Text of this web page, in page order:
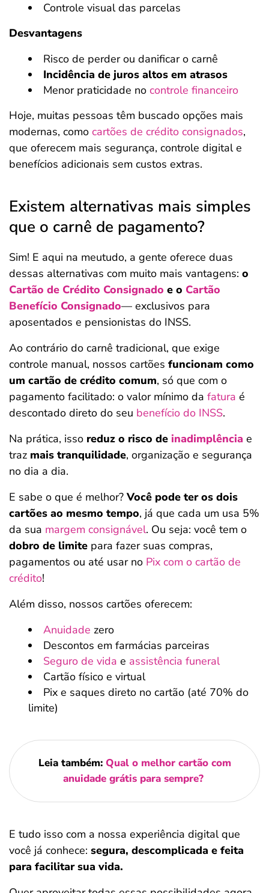
Controle visual das parcelas
Desvantagens
Risco de perder ou danificar o carnê
Incidência de juros altos em atrasos
Menor praticidade no controle financeiro
Hoje, muitas pessoas têm buscado opções mais
modernas, como cartões de crédito consignados,
que oferecem mais segurança, controle digital e
benefícios adicionais sem custos extras.
Existem alternativas mais simples
que o carnê de pagamento?
Sim! E aqui na meutudo, a gente oferece duas
dessas alternativas com muito mais vantagens: o
Cartão de Crédito Consignado e o Cartão
Benefício Consignado— exclusivos para
aposentados e pensionistas do INSS.
Ao contrário do carnê tradicional, que exige
controle manual, nossos cartões funcionam como
um cartão de crédito comum, só que com o
pagamento facilitado: o valor mínimo da fatura é
descontado direto do seu benefício do INSS.
Na prática, isso reduz o risco de inadimplência e
traz mais tranquilidade, organização e segurança
no dia a dia.
E sabe o que é melhor?Você pode ter os dois
cartões ao mesmo tempo, já que cada um usa 5%
da sua margem consignável. Ou seja: você tem o
dobro de limite para fazer suas compras,
pagamentos ou até usar no Pix com o cartão de
crédito!
Além disso, nossos cartões oferecem:
Anuidade zero
Descontos em farmácias parceiras
Seguro de vida e assistência funeral
Cartão físico e virtual
Pix e saques direto no cartão (até 70% do
limite)
Leia também: Qual o melhor cartão com
anuidade grátis para sempre?
E tudo isso com a nossa experiência digital que
você já conhece: segura, descomplicada e feita
para facilitar sua vida.